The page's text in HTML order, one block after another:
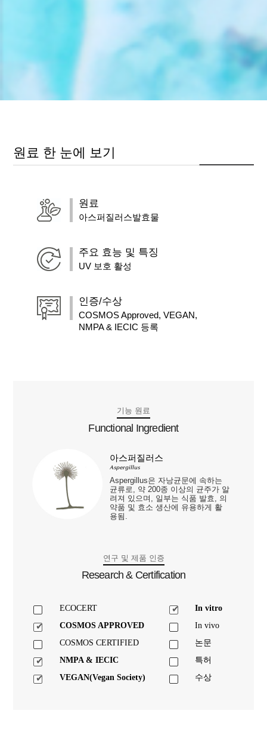
원료 한 눈에 보기
원료
아스퍼질러스발효물
주요 효능 및 특징
UV 보호 활성
인증/수상
COSMOS Approved, VEGAN,
NMPA & IECIC 등록
기능 원료
Functional Ingredient
아스퍼질러스
Aspergillus
Aspergillus은 자낭균문에 속하는
균류로, 약 200종 이상의 균주가 알
려져 있으며, 일부는 식품 발효, 의
약품 및 효소 생산에 유용하게 활
용됨.
연구 및 제품 인증
Research & Certification
ECOCERT
In vitro
COSMOS APPROVED
In vivo
COSMOS CERTIFIED
논문
NMPA & IECIC
특허
VEGAN(Vegan Society)
수상